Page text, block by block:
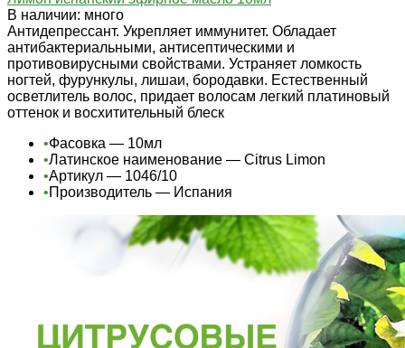
В наличии: много
Антидепрессант. Укрепляет иммунитет. Обладает
антибактериальными, антисептическими и
противовирусными свойствами. Устраняет ломкость
ногтей, фурункулы, лишаи, бородавки. Естественный
осветлитель волос, придает волосам легкий платиновый
оттенок и восхитительный блеск
•Фасовка — 10мл
•Латинское наименование — Citrus Limon
•Артикул — 1046/10
•Производитель — Испания